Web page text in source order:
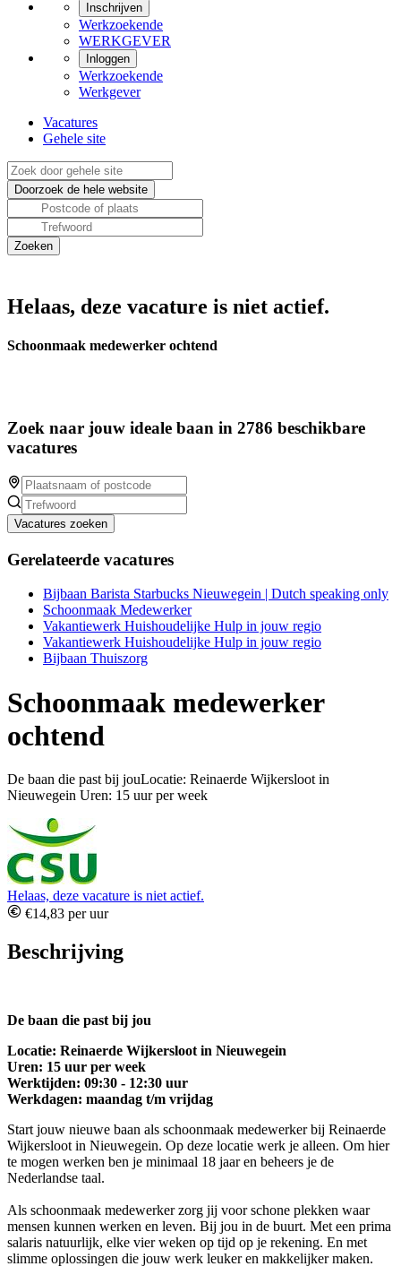
Inschrijven
Werkzoekende
WERKGEVER
Inloggen
Werkzoekende
Werkgever
Vacatures
Gehele site
Helaas, deze vacature is niet actief.
Schoonmaak medewerker ochtend
Zoek naar jouw ideale baan in 2786 beschikbare
vacatures
Vacatures zoeken
Gerelateerde vacatures
Bijbaan Barista Starbucks Nieuwegein | Dutch speaking only
Schoonmaak Medewerker
Vakantiewerk Huishoudelijke Hulp in jouw regio
Vakantiewerk Huishoudelijke Hulp in jouw regio
Bijbaan Thuiszorg
Schoonmaak medewerker
ochtend
De baan die past bij jouLocatie: Reinaerde Wijkersloot in
Nieuwegein Uren: 15 uur per week
Helaas, deze vacature is niet actief.
€14,83 per uur
Beschrijving
De baan die past bij jou
Locatie: Reinaerde Wijkersloot in Nieuwegein
Uren: 15 uur per week
Werktijden: 09:30 - 12:30 uur
Werkdagen: maandag t/m vrijdag
Start jouw nieuwe baan als schoonmaak medewerker bij Reinaerde
Wijkersloot in Nieuwegein. Op deze locatie werk je alleen. Om hier
te mogen werken ben je minimaal 18 jaar en beheers je de
Nederlandse taal.
Als schoonmaak medewerker zorg jij voor schone plekken waar
mensen kunnen werken en leven. Bij jou in de buurt. Met een prima
salaris natuurlijk, elke vier weken op tijd op je rekening. En met
slimme oplossingen die jouw werk leuker en makkelijker maken.